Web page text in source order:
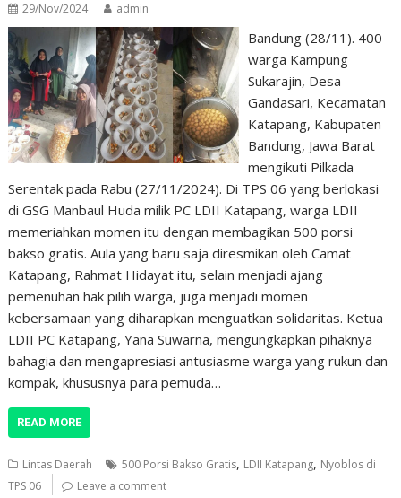
29/Nov/2024 admin
Bandung (28/11). 400
warga Kampung
Sukarajin, Desa
Gandasari, Kecamatan
Katapang, Kabupaten
Bandung, Jawa Barat
mengikuti Pilkada
Serentak pada Rabu (27/11/2024). Di TPS 06 yang berlokasi
di GSG Manbaul Huda milik PC LDII Katapang, warga LDII
memeriahkan momen itu dengan membagikan 500 porsi
bakso gratis. Aula yang baru saja diresmikan oleh Camat
Katapang, Rahmat Hidayat itu, selain menjadi ajang
pemenuhan hak pilih warga, juga menjadi momen
kebersamaan yang diharapkan menguatkan solidaritas. Ketua
LDII PC Katapang, Yana Suwarna, mengungkapkan pihaknya
bahagia dan mengapresiasi antusiasme warga yang rukun dan
kompak, khususnya para pemuda…
READ MORE
Lintas Daerah 500 Porsi Bakso Gratis, LDII Katapang, Nyoblos di
TPS 06
Leave a comment